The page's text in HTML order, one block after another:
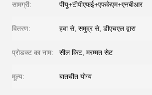
सामग्री: पीयू+टीपीएफई+एफकेएम+एनबीआर
वितरण: हवा से, समुद्र से, डीएचएल द्वारा
प्रोडक्ट का नाम: सील किट, मरम्मत सेट
मूल्य: बातचीत योग्य